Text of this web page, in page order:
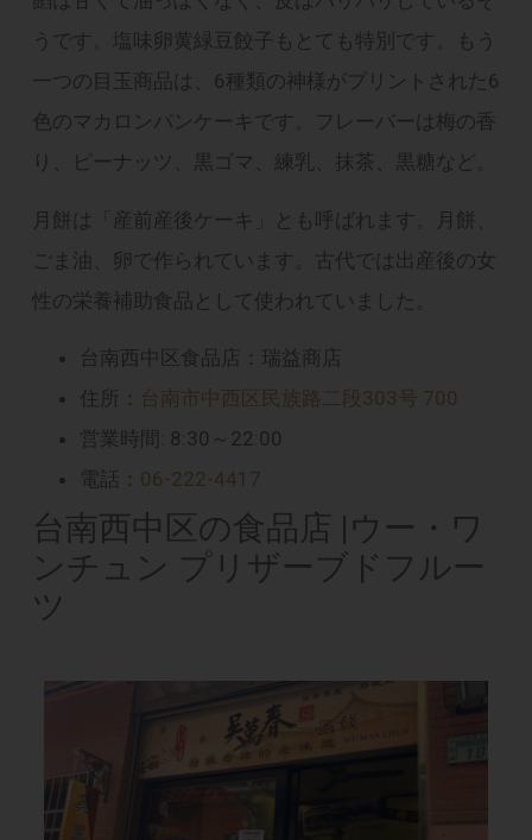
うです。塩味卵黄緑豆餃子もとても特別です。もう
一つの目玉商品は、6種類の神様がプリントされた6
色のマカロンパンケーキです。フレーバーは梅の香
り、ピーナッツ、黒ゴマ、練乳、抹茶、黒糖など。
月餅は「産前産後ケーキ」とも呼ばれます。月餅、
ごま油、卵で作られています。古代では出産後の女
性の栄養補助食品として使われていました。
台南西中区食品店：瑞益商店
住所： 台南市中西区民族路二段303号 700
営業時間: 8:30～22:00
電話： 06-222-4417
台南西中区の食品店 |ウー・ワ
ンチュン プリザーブドフルー
ツ